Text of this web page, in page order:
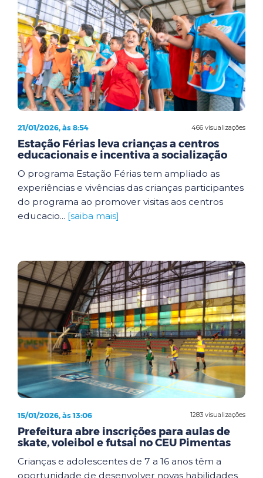
466 visualizações
21/01/2026, às 8:54
Estação Férias leva crianças a centros
educacionais e incentiva a socialização
O programa Estação Férias tem ampliado as
experiências e vivências das crianças participantes
do programa ao promover visitas aos centros
educacio... [saiba mais]
1283 visualizações
15/01/2026, às 13:06
Prefeitura abre inscrições para aulas de
skate, voleibol e futsal no CEU Pimentas
Crianças e adolescentes de 7 a 16 anos têm a
oportunidade de desenvolver novas habilidades